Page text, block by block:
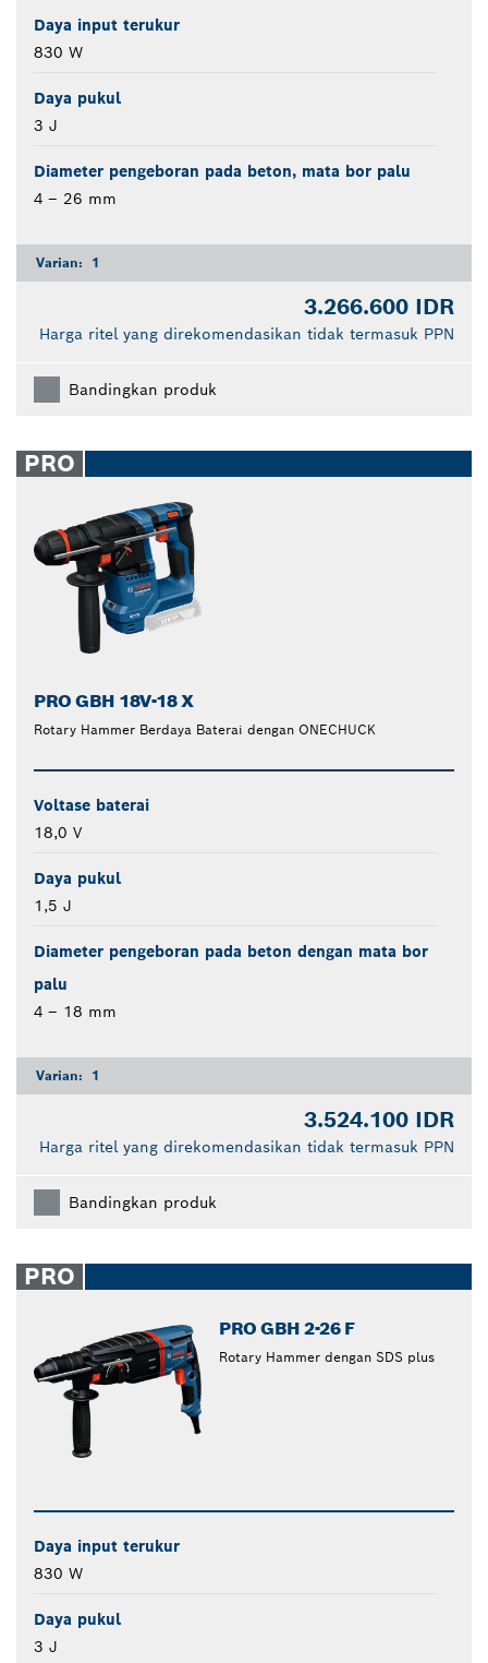
Daya input terukur
830 W
Daya pukul
3 J
Diameter pengeboran pada beton, mata bor palu
4 – 26 mm
Varian: 1
3.266.600 IDR
Harga ritel yang direkomendasikan tidak termasuk PPN
Bandingkan produk
PRO
PRO GBH 18V-18 X
Rotary Hammer Berdaya Baterai dengan ONECHUCK
Voltase baterai
18,0 V
Daya pukul
1,5 J
Diameter pengeboran pada beton dengan mata bor
palu
4 – 18 mm
Varian: 1
3.524.100 IDR
Harga ritel yang direkomendasikan tidak termasuk PPN
Bandingkan produk
PRO
PRO GBH 2-26 F
Rotary Hammer dengan SDS plus
Daya input terukur
830 W
Daya pukul
3 J